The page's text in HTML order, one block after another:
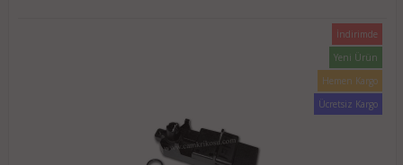
İndirimde
Yeni Ürün
Hemen Kargo
Ücretsiz Kargo